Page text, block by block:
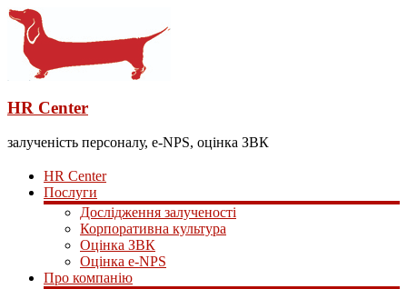
HR Center
залученість персоналу, e-NPS, оцінка ЗВК
HR Center
Послуги
Дослідження залученості
Корпоративна культура
Оцінка ЗВК
Оцінка e-NPS
Про компанію